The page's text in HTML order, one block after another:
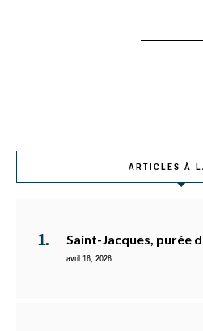
ARTICLES À
Saint-Jacques, purée
avril 16, 2026